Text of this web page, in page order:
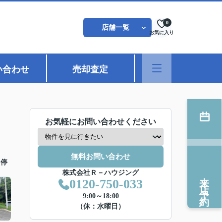
店舗一覧
お気に入り
0
合わせ 売却査定
お気軽にお問い合わせください
無料お問い合わせ
株式会社Ｒ－ハウジング
0120-750-033
9:00～18:00
（休：水曜日）
来店予約